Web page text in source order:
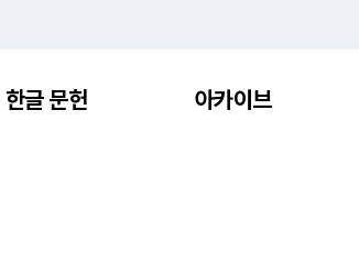
한글 문헌 아카이브